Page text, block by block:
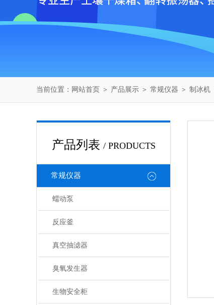
当前位置： 网站首页 ＞ 产品展示 ＞ 常规仪器 ＞ 制冰机
产品列表 / PRODUCTS
常规仪器
蠕动泵
反应釜
真空抽滤器
臭氧发生器
生物安全柜